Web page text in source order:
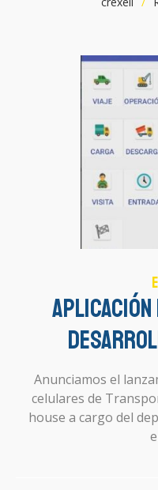
Anunciamos el
celulares de
house a cargo del